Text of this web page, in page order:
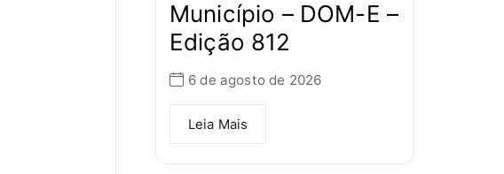
Município – DOM-E –
Edição 812
6 de agosto de 2026
Leia Mais